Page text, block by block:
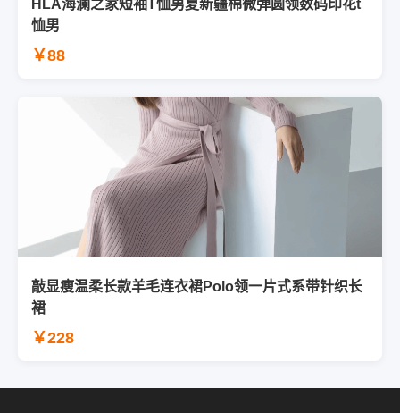
HLA海澜之家短袖T恤男夏新疆棉微弹圆领数码印花t
恤男
￥88
敲显瘦温柔长款羊毛连衣裙Polo领一片式系带针织长
裙
￥228